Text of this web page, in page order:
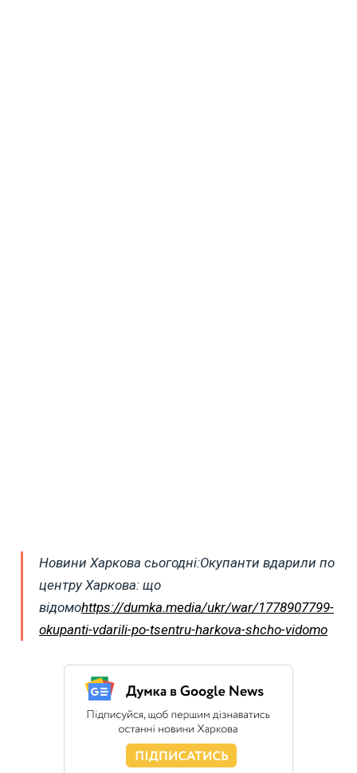
Новини Харкова сьогодні:Окупанти вдарили по
центру Харкова: що
відомоhttps://dumka.media/ukr/war/1778907799-
okupanti-vdarili-po-tsentru-harkova-shcho-vidomo